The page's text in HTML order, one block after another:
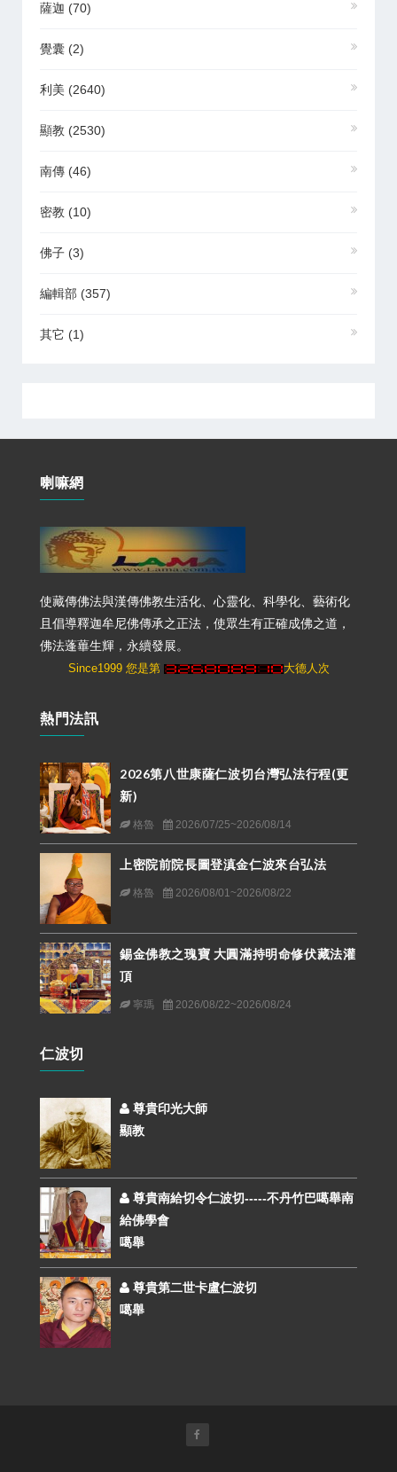
薩迦 (70)
覺囊 (2)
利美 (2640)
顯教 (2530)
南傳 (46)
密教 (10)
佛子 (3)
編輯部 (357)
其它 (1)
喇嘛網
使藏傳佛法與漢傳佛教生活化、心靈化、科學化、藝術化
且倡導釋迦牟尼佛傳承之正法，使眾生有正確成佛之道，
佛法蓬蓽生輝，永續發展。
Since1999 您是第 大德人次
熱門法訊
2026第八世康薩仁波切台灣弘法行程(更
新)
格魯 2026/07/25~2026/08/14
上密院前院長圖登滇金仁波來台弘法
格魯 2026/08/01~2026/08/22
錫金佛教之瑰寶 大圓滿持明命修伏藏法灌
頂
寧瑪 2026/08/22~2026/08/24
仁波切
尊貴印光大師
顯教
尊貴南給切令仁波切-----不丹竹巴噶舉南
給佛學會
噶舉
尊貴第二世卡盧仁波切
噶舉